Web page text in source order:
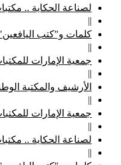
لصناعة الحكاية ..
||
كلمات و"كتب اليافعين" تهديان 350 كتاباً لأطفال
||
جمعية الإمارات
||
الأرشيف والمكتبة
||
جمعية الإمارات
||
لصناعة الحكاية ..
||